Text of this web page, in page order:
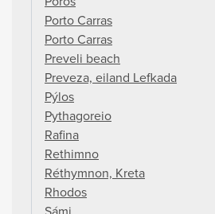
Porto Carras
Porto Carras
Preveli beach
Preveza, eiland Lefkada
Pýlos
Pythagoreio
Rafina
Rethimno
Réthymnon, Kreta
Rhodos